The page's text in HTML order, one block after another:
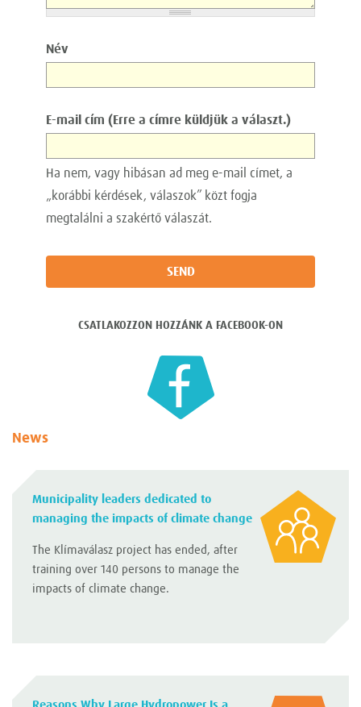
Név
E-mail cím (Erre a címre küldjük a választ.)
Ha nem, vagy hibásan ad meg e-mail címet, a
„korábbi kérdések, válaszok” közt fogja
megtalálni a szakértő válaszát.
CSATLAKOZZON HOZZÁNK A FACEBOOK-ON
News
Municipality leaders dedicated to
managing the impacts of climate change
The Klímaválasz project has ended, after
training over 140 persons to manage the
impacts of climate change.